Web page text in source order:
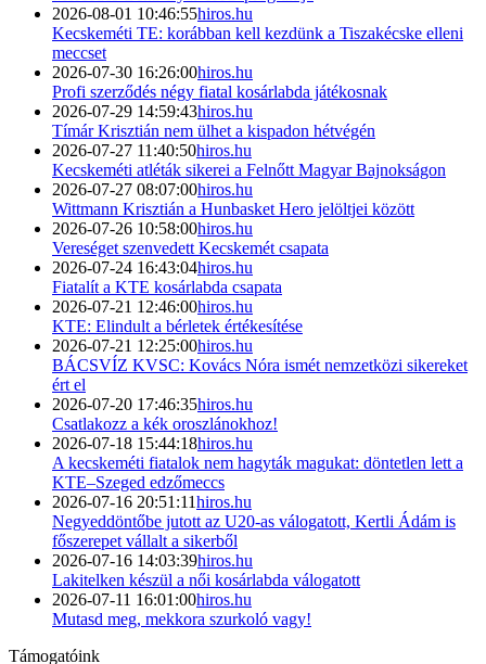
2026-08-01 10:46:55hiros.hu
Kecskeméti TE: korábban kell kezdünk a Tiszakécske elleni
meccset
2026-07-30 16:26:00hiros.hu
Profi szerződés négy fiatal kosárlabda játékosnak
2026-07-29 14:59:43hiros.hu
Tímár Krisztián nem ülhet a kispadon hétvégén
2026-07-27 11:40:50hiros.hu
Kecskeméti atléták sikerei a Felnőtt Magyar Bajnokságon
2026-07-27 08:07:00hiros.hu
Wittmann Krisztián a Hunbasket Hero jelöltjei között
2026-07-26 10:58:00hiros.hu
Vereséget szenvedett Kecskemét csapata
2026-07-24 16:43:04hiros.hu
Fiatalít a KTE kosárlabda csapata
2026-07-21 12:46:00hiros.hu
KTE: Elindult a bérletek értékesítése
2026-07-21 12:25:00hiros.hu
BÁCSVÍZ KVSC: Kovács Nóra ismét nemzetközi sikereket
ért el
2026-07-20 17:46:35hiros.hu
Csatlakozz a kék oroszlánokhoz!
2026-07-18 15:44:18hiros.hu
A kecskeméti fiatalok nem hagyták magukat: döntetlen lett a
KTE–Szeged edzőmeccs
2026-07-16 20:51:11hiros.hu
Negyeddöntőbe jutott az U20-as válogatott, Kertli Ádám is
főszerepet vállalt a sikerből
2026-07-16 14:03:39hiros.hu
Lakitelken készül a női kosárlabda válogatott
2026-07-11 16:01:00hiros.hu
Mutasd meg, mekkora szurkoló vagy!
Támogatóink